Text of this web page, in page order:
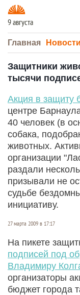
9 августа
Главная
Защитники
тысячи
Акция в защиту
центре
40 человек (в
собака,
животных.
организации
раздали
призывали не
судьбе
инициативу.
27 марта 2009 в 17:17
На пикете
подписей под
Владимиру
организаторы
бюджет города